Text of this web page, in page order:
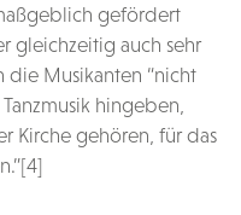
gefördert
gleichzeitig auch sehr
die Musikanten “nicht
hingeben,
Kirche gehören, für das